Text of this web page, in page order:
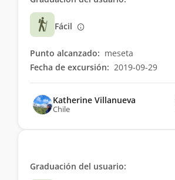
Fácil
Punto alcanzado: meseta
Fecha de excursión: 2019-09-29
Katherine Villanueva
Chile
Graduación del usuario: